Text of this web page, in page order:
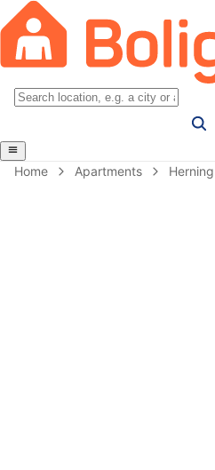
Home Apartments Herning